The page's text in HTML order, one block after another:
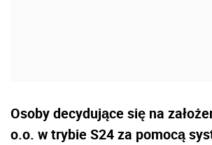
Osoby decydujące się na
o.o. w trybie S24 za pomocą